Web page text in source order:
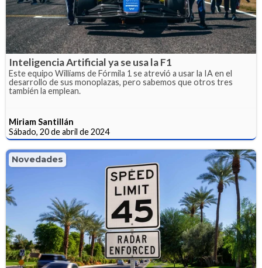
Inteligencia Artificial ya se usa la F1
Este equipo Williams de Fórmila 1 se atrevió a usar la IA en el
desarrollo de sus monoplazas, pero sabemos que otros tres
también la emplean.
Miriam Santillán
Sábado, 20 de abril de 2024
Novedades